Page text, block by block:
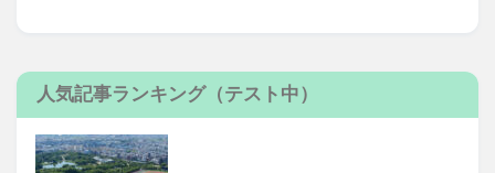
人気記事ランキング（テスト中）